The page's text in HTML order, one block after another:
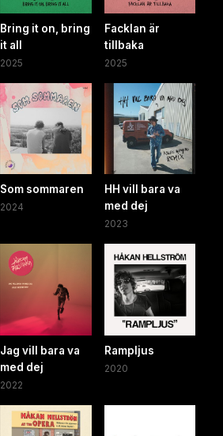
Bring it on, bring
it all
2025
Facklan är
tillbaka
2025
Som sommaren
2024
HH vill bara va
med dej
2023
Jag vill bara va
med dej
2022
Rampljus
2020